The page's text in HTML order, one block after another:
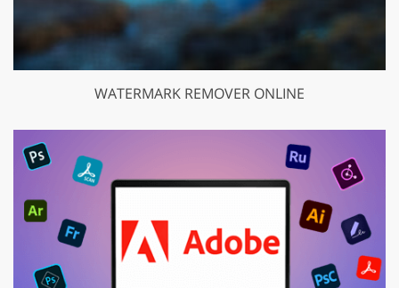
WATERMARK REMOVER ONLINE